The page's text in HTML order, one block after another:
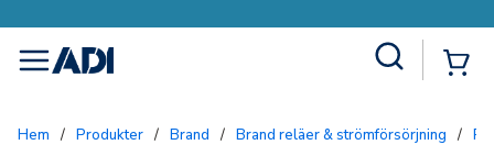
menu
Hem / Produkter / Brand / Brand reläer & strömförsörjning /